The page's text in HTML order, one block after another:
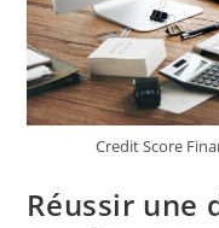
Credit Score
Réussir une